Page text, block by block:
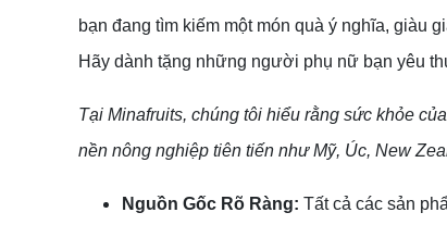
bạn đang tìm kiếm một món quà ý nghĩa, giàu
Hãy dành tặng những người phụ nữ bạn yêu
Tại Minafruits, chúng tôi hiểu rằng sức khỏe
nền nông nghiệp tiên tiến như Mỹ, Úc, New
Nguồn Gốc Rõ Ràng: Tất cả các sản